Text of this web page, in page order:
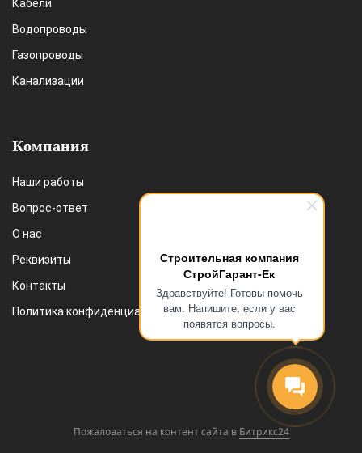
Строительная компания
СтройГарант-Ек
Здравствуйте! Готовы помочь
вам. Напишите, если у вас
появятся вопросы.
Кабели
Водопроводы
Газопроводы
Канализации
Компания
Наши работы
Вопрос-ответ
О нас
Реквизиты
Контакты
Политика конфиденциальности
Пожаловаться на контент cайта в Битрикс24